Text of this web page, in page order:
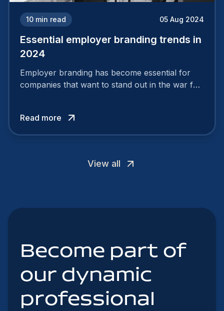
10 min read 05 Aug 2024
Essential employer branding trends in
2024
Employer branding has become essential for
companies that want to stand out in the war for
attract the best profiles.
Read more
View all
Become part of
our dynamic
professional